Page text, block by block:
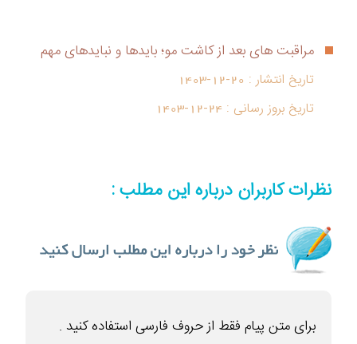
مراقبت های بعد از کاشت مو؛ بایدها و نبایدهای مهم
تاریخ انتشار : 1403-12-20
تاریخ بروز رسانی : 1403-12-24
نظرات کاربران درباره این مطلب :
برای متن پیام فقط از حروف فارسی استفاده کنید .